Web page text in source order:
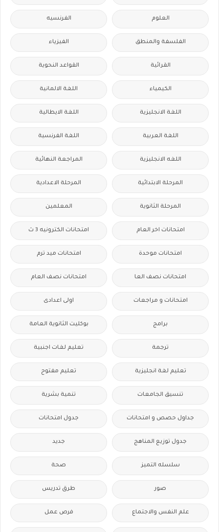
العلوم الفرنسيه
الفلسفة والمنطق الفيزياء
القرائية القواعد النحوية
الكيمياء اللغة الالمانية
اللغة الانجليزية اللغة الايطالية
اللغة العربية اللغة الفرنسية
اللغه الانجليزية المراجعة النهائية
المرحلة الابتدائية المرحلة الاعدادية
المرحلة الثانوية المعلمين
امتحانات اخر العام امتحانات الكترونيه 3 ث
امتحانات موحدة امتحانات ميد ترم
امتحانات نصف العا امتحانات نصف العام
امتحانات و مراجعات اولى اعدادى
برامج بوكليت الثانوية العامة
ترجمة تعليم لغات اجنبية
تعليم لغة انجليزية تعليم مفتوح
تنسيق الجامعات تنمية بشرية
جداول حصص و امتحانات جدول امتحانات
جدول توزيع المناهج جديد
سلسله التميز صحة
صور طرق تدريس
علم النفس والاجتماع فرص عمل